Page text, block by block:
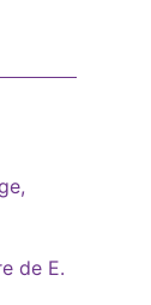
de E.